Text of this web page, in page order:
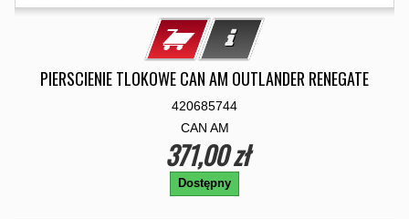
PIERSCIENIE TLOKOWE CAN AM OUTLANDER RENEGATE
420685744
CAN AM
371,00 zł
Dostępny